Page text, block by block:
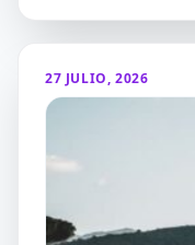
27 JULIO, 2026